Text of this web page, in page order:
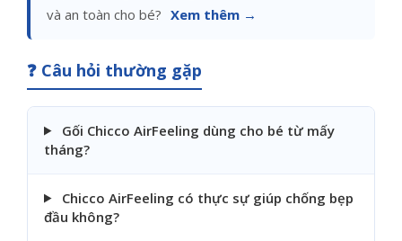
và an toàn cho bé? Xem thêm →
❓ Câu hỏi thường gặp
Gối Chicco AirFeeling dùng cho bé từ mấy
tháng?
Chicco AirFeeling có thực sự giúp chống bẹp
đầu không?